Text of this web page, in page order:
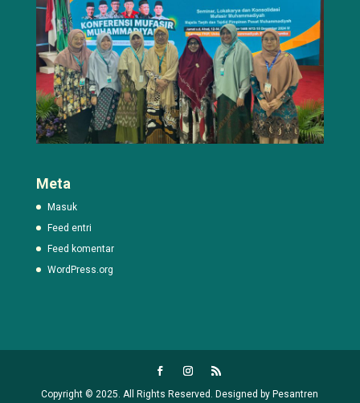
Meta
Masuk
Feed entri
Feed komentar
WordPress.org
Copyright © 2025. All Rights Reserved. Designed by Pesantren